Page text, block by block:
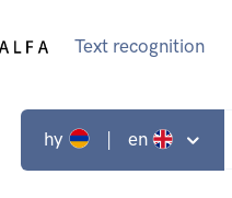
Text recognition
hy | en